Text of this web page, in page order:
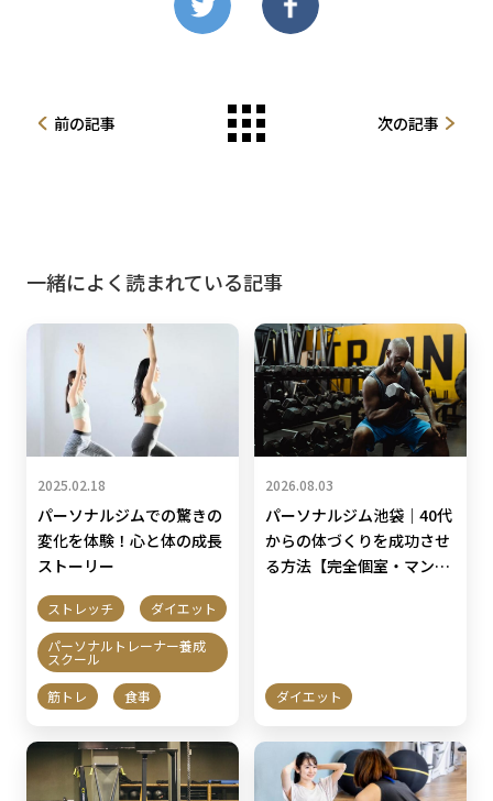
前の記事 次の記事
一緒によく読まれている記事
2025.02.18
パーソナルジムでの驚きの
変化を体験！心と体の成長
ストーリー
ストレッチ
ダイエット
パーソナルトレーナー養成
スクール
筋トレ
食事
2026.08.03
パーソナルジム池袋｜40代
からの体づくりを成功させ
る方法【完全個室・マンツ
ダイエット